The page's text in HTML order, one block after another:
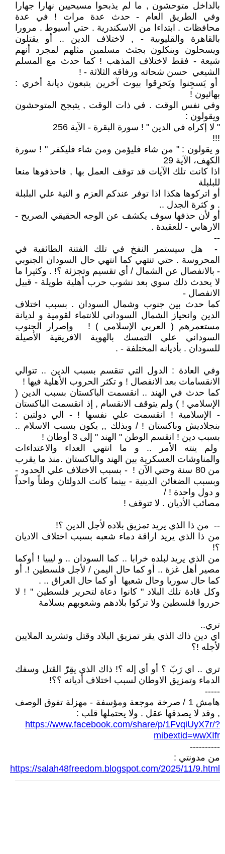
بالداخل متوحشون , ما لم يذبحوا مسيحيين نهارا جهارا
وفي الطريق العام - حدث عدة مرات ! في عدة
محافظات . ابتداءا من الاسكندرية . حتي أسيوط . مرورا
بالقاهرة والقليوبية - , لاختلاف الدين .. أو يقتلون
ويسحلون وينكلون بجثث مسلمين مثلهم لمجرد أنهم
شيعة - فقط لاختلاف المذهب ! كما حدث مع المسلم
الشيعي حسن شحاته ورفاقه الثلاثة - !
أو يَسجِنوا ويَحرِقوا بيوت آخرين يتبعون ديانة أخري :
بهائيون !
وفي نفس الوقت . في ذات الوقت , يتبجح المتوحشون
ويقولون :
" لا إكراه في الدين " ! سورة البقرة - الآية 256
!!!
و يقولون : " من شاء فليؤمن ومن شاء فليكفر " ! سورة
الكهف، الآية 29
اذا كانت تلك الآيات قد توقف العمل بها , فاحذفوها منعا
للبلبلة
أو اتركوها هكذا اذا توفر عندكم العزم و النية علي البلبلة
. و كثرة الجدل ..
أو لأن حذفها سوف يكشف عن الوجه الحقيقي الصريح -
الارهابي - للعقيدة .
--
- هل سيستمر النفخ في تلك الفتنة الطائفية في
المحروسة . حتي تنتهي كما انتهي حال السودان الجنوبي
- بالانفصال عن الشمال / أي تقسيم وتجزئة ؟! . وكثيرا ما
لا يحدث ذلك سوي بعد نشوب حرب أهلية طويلة - قبيل
الانفصال -
كما حدث بين جنوب وشمال السودان . بسبب اختلاف
الدين وانحياز الشمال السوداني للانتماء لقومية و لديانة
مستعمرهم ( العربي الإسلامي ) ! وإصرار الجنوب
السوداني علي التمسك بالهوية الافريقية الأصيلة
للسودان . بأديانه المختلفة - .
وفي العادة : الدول التي تنقسم بسبب الدين .. تتوالي
الانقسامات بعد الانفصال ! و تكثر الحروب الأهلية فيها !
كما حدث في الهند .. انقسمت الباكستان بسبب الدين (
الإسلامي ! ) ولم يتوقف الانقسام , إذ انقسمت الباكستان
- الإسلامية ! انقسمت علي نفسها ! - الي دولتين :
بنجلاديش وباكستان ! / وبذلك ,, يكون بسبب الاسلام ..
بسبب دين ! انقسم الوطن " الهند " إلى 3 أوطان !
ولم ينته الأمر .. و ما انتهي العداء والاعتداءات
والمناوشات العسكرية بين الهند والباكستان .منذ ما يقرب
من 80 سنة وحتي الآن ! - بسبب الاختلاف علي الحدود -
وبسبب الضغائن الدينية - بينما كانت الدولتان وطناً واحداً
و دول واحدة ! /
مصائب الأديان . لا تتوقف !
-- من ذا الذي يريد تمزيق بلاده لأجل الدين ؟!
من ذا الذي يريد اراقة دماء شعبه بسبب اختلاف الاديان
؟!
من الذي يريد لبلده خرابا .. كما السودان .. و ليبيا ! أوكما
مصير أهل غزة .. أو كما حال اليمن / لأجل فلسطين !. أو
كما حال سوريا وحال شعبها أو كما حال العراق .. .
وكل قادة تلك البلاد " كانوا دعاة لتحرير فلسطين " ! لا
حرروا فلسطين ولا تركوا بلادهم وشعوبهم بسلامة
تري..
اي دين ذاك الذي يقر تمزيق البلاد وقتل وتشريد الملايين
لأجله !؟
تري .. اي رَبّ ؟ أو أي إله ؟! ذاك الذي يقِرّ القتل وسفك
الدماء وتمزيق الاوطان لسبب اختلاف أديانه ؟؟!
-----
هامش 1 / صرخة موجعة ومؤسفة - مهزلة تفوق الوصف
, وقد لا يصدقها عقل . ولا يحتملها قلب :
https://www.facebook.com/share/p/1FvqiUyX7r/?
mibextid=wwXIfr
----------
من مدونتي :
https://salah48freedom.blogspot.com/2025/11/9.html